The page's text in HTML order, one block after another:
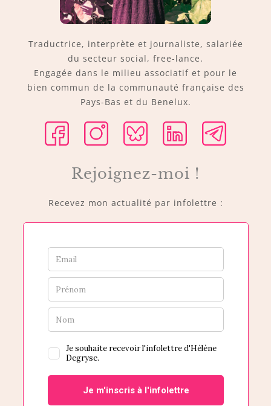
Traductrice, interprète et journaliste, salariée
du secteur social, free-lance.
Engagée dans le milieu associatif et pour le
bien commun de la communauté française des
Pays-Bas et du Benelux.
Rejoignez-moi !
Recevez mon actualité par infolettre :